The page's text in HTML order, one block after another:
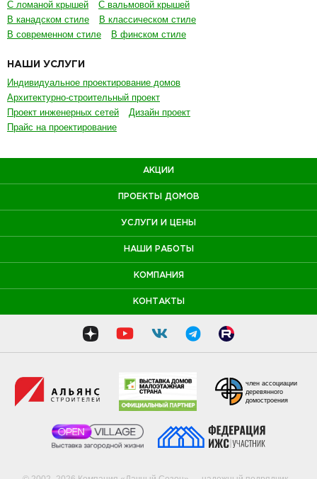
С ломаной крышей
С вальмовой крышей
В канадском стиле
В классическом стиле
В современном стиле
В финском стиле
НАШИ УСЛУГИ
Индивидуальное проектирование домов
Архитектурно-строительный проект
Проект инженерных сетей
Дизайн проект
Прайс на проектирование
АКЦИИ
ПРОЕКТЫ ДОМОВ
УСЛУГИ И ЦЕНЫ
НАШИ РАБОТЫ
КОМПАНИЯ
КОНТАКТЫ
член ассоциации
деревянного
домостроения